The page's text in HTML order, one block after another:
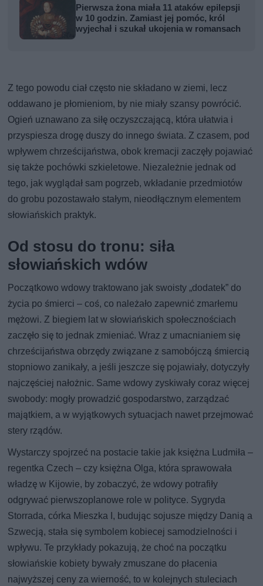
Pierwsza żona miała 11 ataków epilepsji
w 10 godzin. Zamiast jej pomóc, król
wyjechał i szukał ukojenia w romansach
Z tego powodu ciał często nie składano w ziemi, lecz
oddawano je płomieniom, by nie miały szansy powrócić.
Ogień uznawano za siłę oczyszczającą, która ułatwia i
przyspiesza drogę duszy do innego świata. Z czasem, pod
wpływem chrześcijaństwa, obok kremacji zaczęły pojawiać
się także pochówki szkieletowe. Niezależnie jednak od
tego, jak wyglądał sam pogrzeb, wkładanie przedmiotów
do grobu pozostawało stałym, nieodłącznym elementem
słowiańskich praktyk.
Od stosu do tronu: siła
słowiańskich wdów
Początkowo wdowy traktowano jak swoisty „dodatek” do
życia po śmierci – coś, co należało zapewnić zmarłemu
mężowi. Z biegiem lat w słowiańskich społecznościach
zaczęło się to jednak zmieniać. Wraz z umacnianiem się
chrześcijaństwa obrzędy związane z samobójczą śmiercią
stopniowo zanikały, a jeśli jeszcze się pojawiały, dotyczyły
najczęściej nałożnic. Same wdowy zyskiwały coraz więcej
swobody: mogły prowadzić gospodarstwo, zarządzać
majątkiem, a w wyjątkowych sytuacjach nawet przejmować
stery rządów.
Wystarczy spojrzeć na postacie takie jak księżna Ludmiła –
regentka Czech – czy księżna Olga, która sprawowała
władzę w Kijowie, by zobaczyć, że wdowy potrafiły
odgrywać pierwszoplanowe role w polityce. Sygryda
Storrada, córka Mieszka I, budując sojusze między Danią a
Szwecją, stała się symbolem kobiecej samodzielności i
wpływu. Te przykłady pokazują, że choć na początku
słowiańskie kobiety bywały zmuszane do płacenia
najwyższej ceny za wierność, to w kolejnych stuleciach